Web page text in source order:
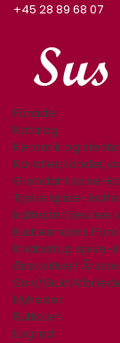
+45 28 89 68 07
Forside
Katalog
Keramik og stentøj
Grøndahl spise-
Tyske spise-
kaffestel Desiree
Kjøbenhavns
Knabstrup spise-
årsklokker/
Sølv/Guld
Nyheder
Butikken
Log ind